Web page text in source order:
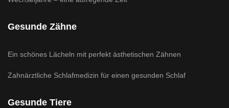
Gesunde Zähne
Ein schönes Lächeln mit perfekt ästhetischen Zähnen
Zahnärztliche Schlafmedizin für einen gesunden Schlaf
Gesunde Tiere